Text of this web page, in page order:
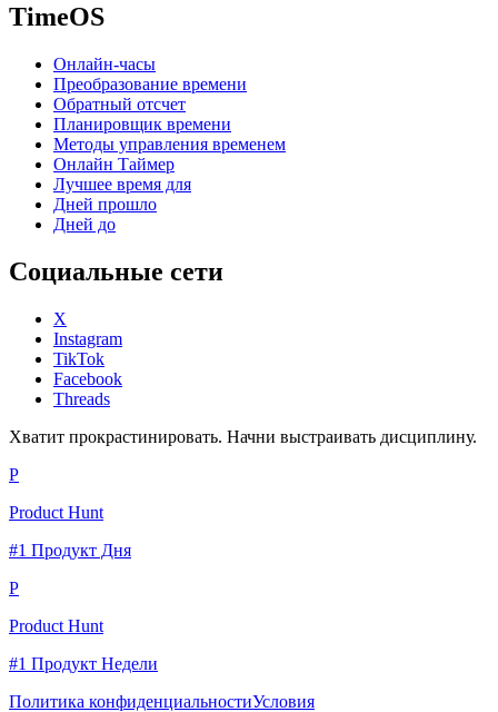
TimeOS
Онлайн-часы
Преобразование времени
Обратный отсчет
Планировщик времени
Методы управления временем
Онлайн Таймер
Лучшее время для
Дней прошло
Дней до
Социальные сети
X
Instagram
TikTok
Facebook
Threads
Хватит прокрастинировать. Начни выстраивать дисциплину.
P
Product Hunt
#1 Продукт Дня
P
Product Hunt
#1 Продукт Недели
Политика конфиденциальностиУсловия